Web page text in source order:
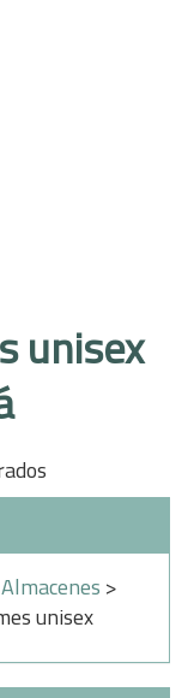
unisex
Almacenes >
unisex